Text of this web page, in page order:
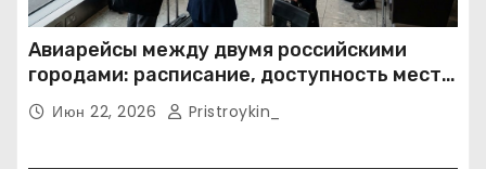
Авиарейсы между двумя российскими
городами: расписание, доступность мест и
тарифные условия
Июн 22, 2026 Pristroykin_